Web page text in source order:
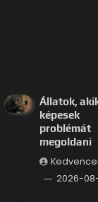
Állatok,
képesek
problémát
megoldani
2026-